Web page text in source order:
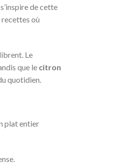
s’inspire de cette
recettes où
Le
que le citron
quotidien.
plat entier